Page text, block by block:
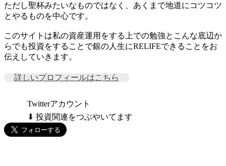
ただし聖杯みたいなものではなく、あくまで地道にコツコツ
とやるものを中心です。
このサイトは私の資産運用をする上での勉強とこんな底辺か
らでも投資をすることで銀の人生にRELIFEできることをお
伝えしていきます。
詳しいプロフィールはこちら
Twitterアカウント
⬇ 投資関連をつぶやいてます